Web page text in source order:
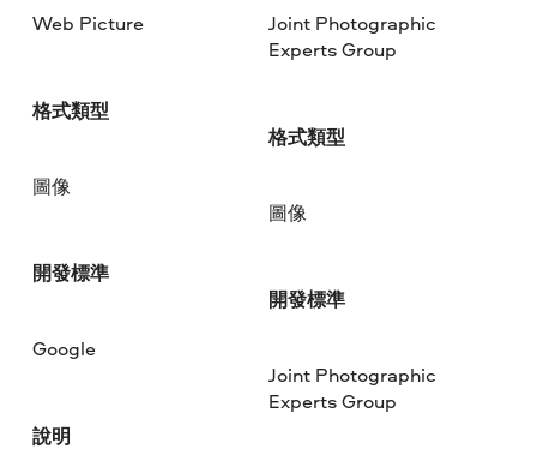
Web Picture
格式類型
圖像
開發標準
Google
說明
Joint Photographic
Experts Group
格式類型
圖像
開發標準
Joint Photographic
Experts Group